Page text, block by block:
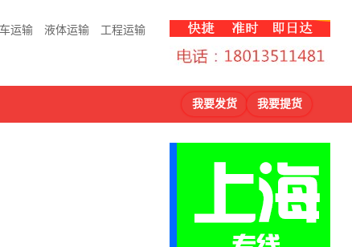
运输 液体运输 工程运输
我要发货 我要提货